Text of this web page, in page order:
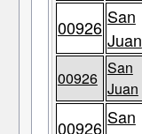
00926 San
Juan
00926
San
Juan
00926 San